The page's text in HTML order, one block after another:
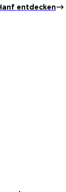
entdecken